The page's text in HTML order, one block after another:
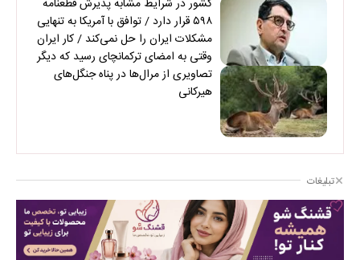
۵۹۸ قرار دارد / توافق با آمریکا به تنهایی
مشکلات ایران را حل نمی‌کند / کار ایران
وقتی به امضای ترکمانچای رسید که دیگر
چاره‌ای نبود
تصاویری از مرال‌ها در پناه جنگل‌های
هیرکانی
تبلیغات